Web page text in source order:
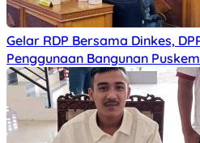
Gelar RDP Bersama Dinkes,
Penggunaan Bangunan